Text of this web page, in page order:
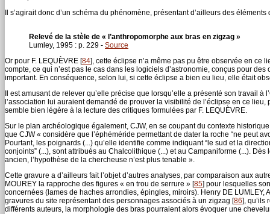
Il s’agirait donc d’un schéma du phénomène, présentant d’ailleurs des
Relevé de la stèle de « l’anthropomorphe aux bras en zigzag »
Lumley, 1995 : p. 229 - Source
Or pour F. LEQUÈVRE [84] , cette éclipse n’a même pas pu être observée en
compte, ce qui n’est pas le cas dans les logiciels d’astronomie, conçus pour
important. En conséquence, selon lui, si cette éclipse a bien eu lieu, elle était
Il est amusant de relever qu’elle précise que lorsqu’elle a présenté son travail
l’association lui auraient demandé de prouver la visibilité de l’éclipse en ce
semble bien légère à la lecture des critiques formulées par F. LEQUÈVRE.
Sur le plan archéologique également, CJW, en se coupant du contexte
que CJW « considère que l’éphéméride permettant de dater la roche “ne peut
Pourtant, les poignards (...) qu’elle identifie comme indiquant “le sud et la
conjoints” (...), sont attribués au Chalcolithique (...) et au Campaniforme (...).
ancien, l’hypothèse de la chercheuse n’est plus tenable ».
Cette gravure a d’ailleurs fait l’objet d’autres analyses, par comparaison aux
MOUREY la rapproche des figures « en trou de serrure » [85] pour lesquelles
concernées (lames de haches arrondies, épingles, miroirs). Henry DE
gravures du site représentant des personnages associés à un zigzag [86] ,
différents auteurs, la morphologie des bras pourraient alors évoquer une